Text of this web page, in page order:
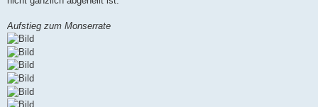
Aufstieg zum Monserrate